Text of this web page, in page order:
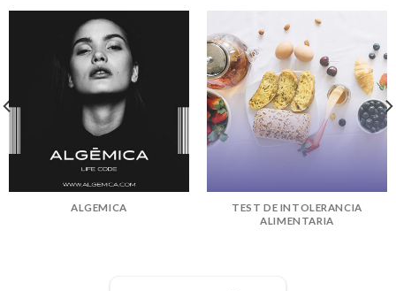
ALGEMICA
TEST DE INTOLERANCIA
ALIMENTARIA